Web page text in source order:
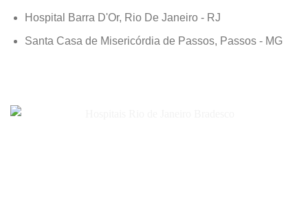
Hospital Barra D'Or, Rio De Janeiro - RJ
Santa Casa de Misericórdia de Passos, Passos - MG